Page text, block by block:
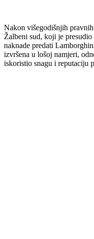
Nakon višegodišnjih
Žalbeni sud, koji je
naknade predati
izvršena u lošoj namjeri,
iskoristio snagu i reputaciju